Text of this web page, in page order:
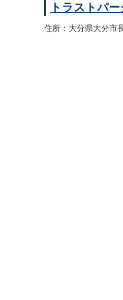
トラストパ
住所：大分県大分市